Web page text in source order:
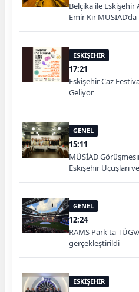
Belçika ile Eskişehir
Emir Kır MÜSİAD’da
ESKİŞEHİR
17:21
Eskişehir Caz
Geliyor
GENEL
15:11
MÜSİAD
Eskişehir Uçuşları
GENEL
12:24
RAMS Park'ta
gerçekleştirildi
ESKİŞEHİR